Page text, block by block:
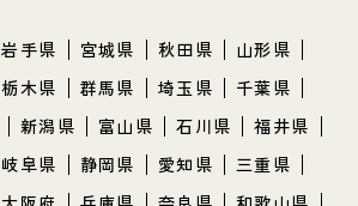
岩手県 宮城県 秋田県
山形県
栃木県 群馬県 埼玉県
千葉県
新潟県 富山県 石川県
福井県
岐阜県 静岡県 愛知県
三重県